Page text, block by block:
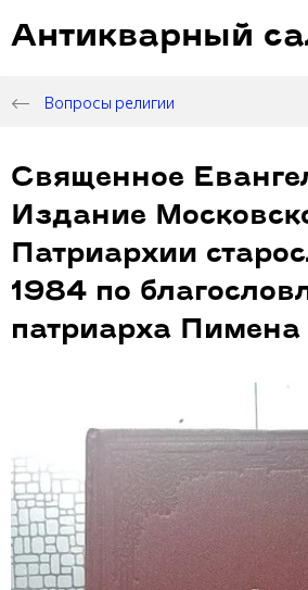
Антикварный
Вопросы религии
Священное
Издание
Патриархии
1984 по
патриарха